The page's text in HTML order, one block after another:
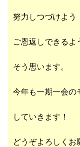
努力しつづけよう
ご恩返しできるよ
そう思います。
今年も一期一会の
していきます！
どうぞよろしくお